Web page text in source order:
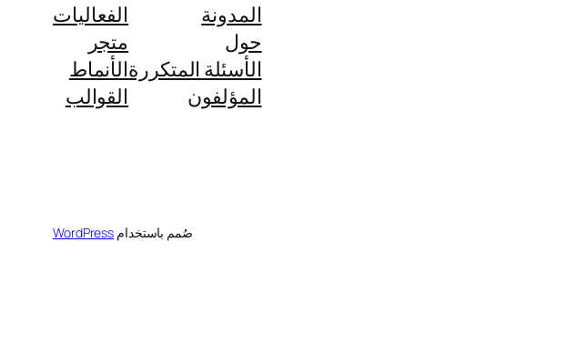
المدونة
حول
الأسئلة المتكررة
المؤلفون
الفعاليات
متجر
الأنماط
القوالب
صُمم باستخدام WordPress